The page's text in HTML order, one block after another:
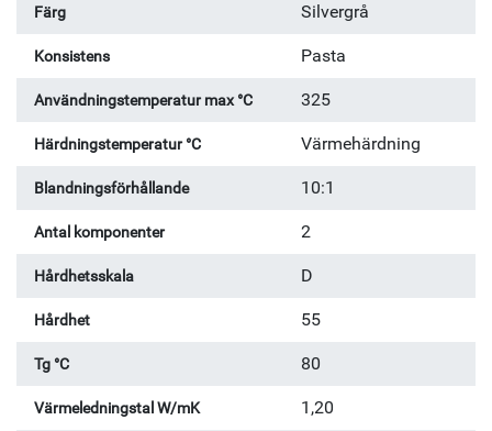
Färg Silvergrå
Konsistens Pasta
Användningstemperatur max °C 325
Härdningstemperatur °C Värmehärdning
Blandningsförhållande 10:1
Antal komponenter 2
Hårdhetsskala D
Hårdhet 55
Tg °C 80
Värmeledningstal W/mK 1,20